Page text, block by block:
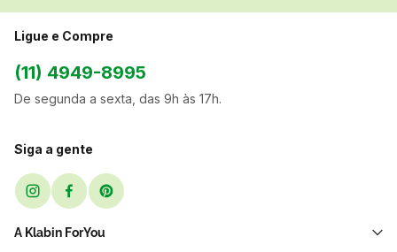
Ligue e Compre
(11) 4949-8995
De segunda a sexta, das 9h às 17h.
Siga a gente
A Klabin ForYou